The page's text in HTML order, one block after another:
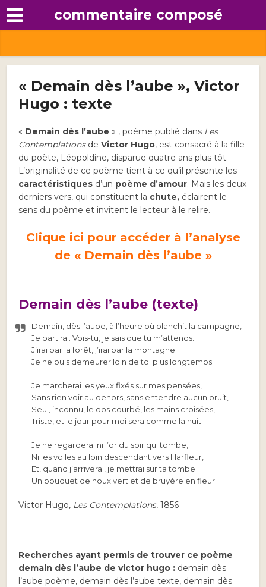
commentaire composé
« Demain dès l’aube », Victor
Hugo : texte
« Demain dès l’aube » , poème publié dans Les
ContemplationsdeVictor Hugo, est consacré à la fille
du poète, Léopoldine, disparue quatre ans plus tôt.
L’originalité de ce poème tient à ce qu’il présente les
caractéristiques d’un poème d’amour. Mais les deux
derniers vers, qui constituent la chute, éclairent le
sens du poème et invitent le lecteur à le relire.
Clique ici pour accéder à l’analyse
de « Demain dès l’aube »
Demain dès l’aube (texte)
Demain, dès l’aube, à l’heure où blanchit la campagne,
Je partirai. Vois-tu, je sais que tu m’attends.
J’irai par la forêt, j’irai par la montagne.
Je ne puis demeurer loin de toi plus longtemps.
Je marcherai les yeux fixés sur mes pensées,
Sans rien voir au dehors, sans entendre aucun bruit,
Seul, inconnu, le dos courbé, les mains croisées,
Triste, et le jour pour moi sera comme la nuit.
Je ne regarderai ni l’or du soir qui tombe,
Ni les voiles au loin descendant vers Harfleur,
Et, quand j’arriverai, je mettrai sur ta tombe
Un bouquet de houx vert et de bruyère en fleur.
Victor Hugo, Les Contemplations, 1856
Recherches ayant permis de trouver ce poème
demain dès l’aube de victor hugo : demain dès
l’aube poème, demain dès l’aube texte, demain dès